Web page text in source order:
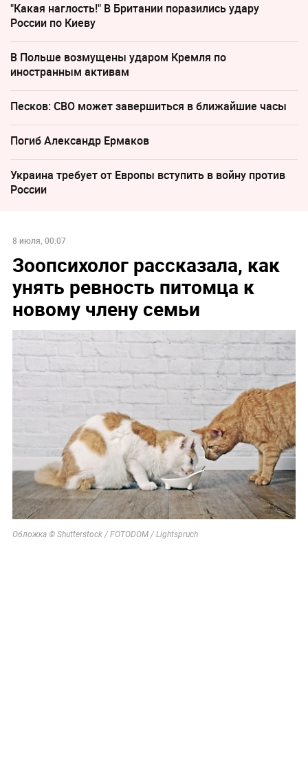
"Какая наглость!" В Британии поразились удару
России по Киеву
В Польше возмущены ударом Кремля по
иностранным активам
Песков: СВО может завершиться в ближайшие часы
Погиб Александр Ермаков
Украина требует от Европы вступить в войну против
России
8 июля, 00:07
Зоопсихолог рассказала, как
унять ревность питомца к
новому члену семьи
Обложка © Shutterstock / FOTODOM / Lightspruch